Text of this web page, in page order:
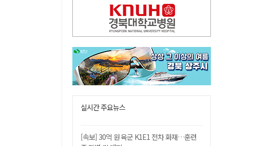
실시간 주요뉴스
[속보] 30억 원 육군 K1E1 전차 화재…훈련